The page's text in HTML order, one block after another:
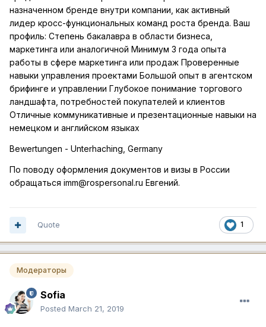
назначенном бренде внутри компании, как активный
лидер кросс-функциональных команд роста бренда. Ваш
профиль: Степень бакалавра в области бизнеса,
маркетинга или аналогичной Минимум 3 года опыта
работы в сфере маркетинга или продаж Проверенные
навыки управления проектами Большой опыт в агентском
брифинге и управлении Глубокое понимание торгового
ландшафта, потребностей покупателей и клиентов
Отличные коммуникативные и презентационные навыки на
немецком и английском языках
Bewertungen - Unterhaching, Germany
По поводу оформления документов и визы в России
обращаться imm@rospersonal.ru Евгений.
1
Quote
Модераторы
Sofia
Posted March 21, 2019